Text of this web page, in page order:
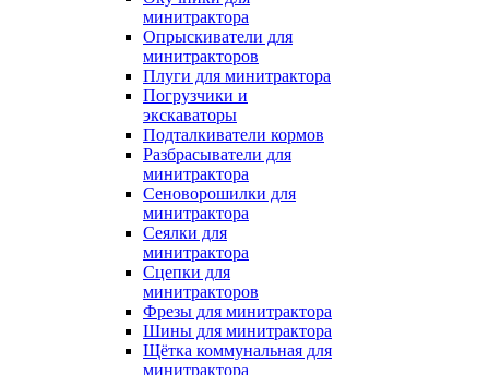
минитрактора
Опрыскиватели для
минитракторов
Плуги для минитрактора
Погрузчики и
экскаваторы
Подталкиватели кормов
Разбрасыватели для
минитрактора
Сеноворошилки для
минитрактора
Сеялки для
минитрактора
Сцепки для
минитракторов
Фрезы для минитрактора
Шины для минитрактора
Щётка коммунальная для
минитрактора